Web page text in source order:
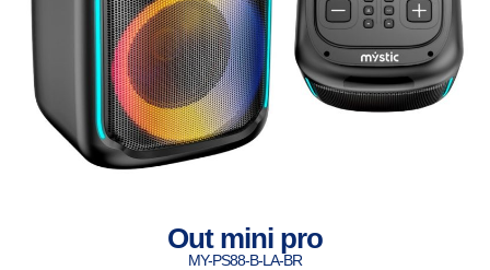
Out mini pro
MY-PS88-B-LA-BR